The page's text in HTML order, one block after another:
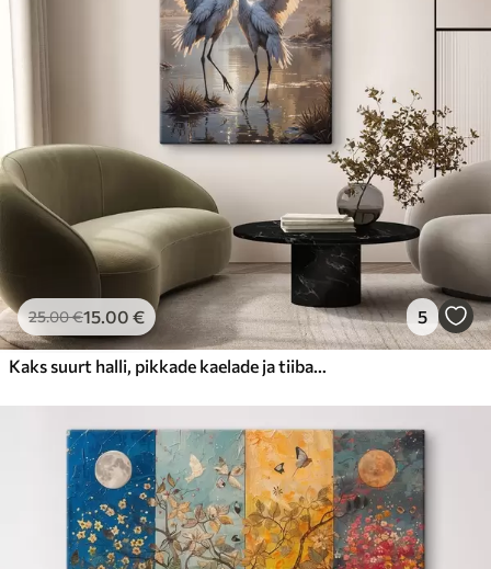
25.00€15.00 € 5
Kaks suurt halli, pikkade kaelade ja tiibadega kraanat, mis seisavad puudest ümbritsetud udujärves